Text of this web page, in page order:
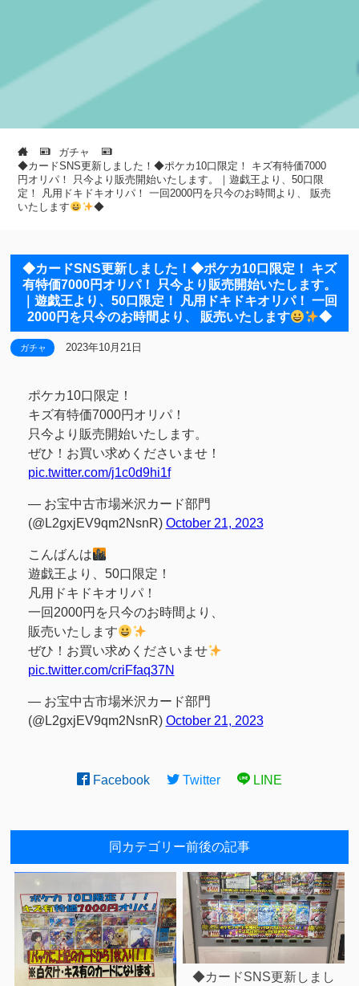
ガチャ
◆カードSNS更新しました！◆ポケカ10口限定！ キズ有特価7000
円オリパ！ 只今より販売開始いたします。｜遊戯王より、50口限
定！ 凡用ドキドキオリパ！ 一回2000円を只今のお時間より、 販売
いたします
◆
◆カードSNS更新しました！◆ポケカ10口限定！ キズ
有特価7000円オリパ！ 只今より販売開始いたします。
｜遊戯王より、50口限定！ 凡用ドキドキオリパ！ 一回
2000円を只今のお時間より、 販売いたします
◆
ガチャ 2023年10月21日
ポケカ10口限定！
キズ有特価7000円オリパ！
只今より販売開始いたします。
ぜひ！お買い求めくださいませ！
pic.twitter.com/j1c0d9hi1f
— お宝中古市場米沢カード部門
(@L2gxjEV9qm2NsnR) October 21, 2023
こんばんは
遊戯王より、50口限定！
凡用ドキドキオリパ！
一回2000円を只今のお時間より、
販売いたします
ぜひ！お買い求めくださいませ
pic.twitter.com/criFfaq37N
— お宝中古市場米沢カード部門
(@L2gxjEV9qm2NsnR) October 21, 2023
Facebook Twitter LINE
同カテゴリー前後の記事
◆カードSNS更新しまし